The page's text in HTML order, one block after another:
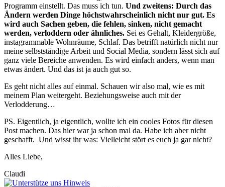
Programm einstellt. Das muss ich tun. Und zweitens: Durch das
Ändern werden Dinge höchstwahrscheinlich nicht nur gut. Es
wird auch Sachen geben, die fehlen, sinken, nicht gemacht
werden, verloddern oder ähnliches. Sei es Gehalt, Kleidergröße,
instagrammable Wohnräume, Schlaf. Das betrifft natürlich nicht nur
meine selbstständige Arbeit und Social Media, sondern lässt sich auf
ganz viele Bereiche anwenden. Es wird einfach anders, wenn man
etwas ändert. Und das ist ja auch gut so.
Es geht nicht alles auf einmal. Schauen wir also mal, wie es mit
meinem Plan weitergeht. Beziehungsweise auch mit der
Verlodderung…
PS. Eigentlich, ja eigentlich, wollte ich ein cooles Fotos für diesen
Post machen. Das hier war ja schon mal da. Habe ich aber nicht
geschafft. Und wisst ihr was: Vielleicht stört es euch ja gar nicht?
Alles Liebe,
Claudi